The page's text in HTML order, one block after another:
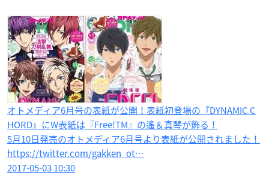
オトメディア6月号の表紙が公開！表紙初登場の『DYNAMIC C
HORD』にW表紙は『Free!TM』の遙＆真琴が飾る！
5月10日発売のオトメディア6月号より表紙が公開されました！
https://twitter.com/gakken_ot…
2017-05-03 10:30